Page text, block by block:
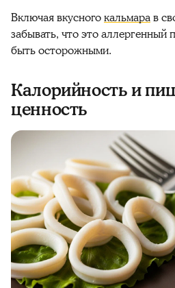
Включаявкусногокальмарав
забывать, что это аллергенный
быть осторожными.
Калорийность и
ценность